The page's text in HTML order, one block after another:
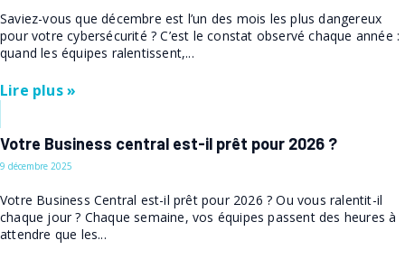
Saviez-vous que décembre est l’un des mois les plus dangereux
pour votre cybersécurité ? C’est le constat observé chaque année :
quand les équipes ralentissent,...
Lire plus »
Votre Business central est-il prêt pour 2026 ?
9 décembre 2025
Votre Business Central est-il prêt pour 2026 ? Ou vous ralentit-il
chaque jour ? Chaque semaine, vos équipes passent des heures à
attendre que les...